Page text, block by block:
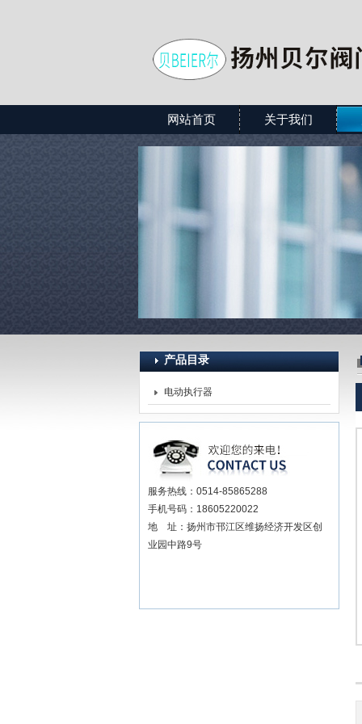
扬州贝尔阀门控制有限公司
网站首页 关于我们
产品目录
电动执行器
服务热线：0514-85865288
手机号码：18605220022
地 址：扬州市邗江区维扬经济开发区创
业园中路9号